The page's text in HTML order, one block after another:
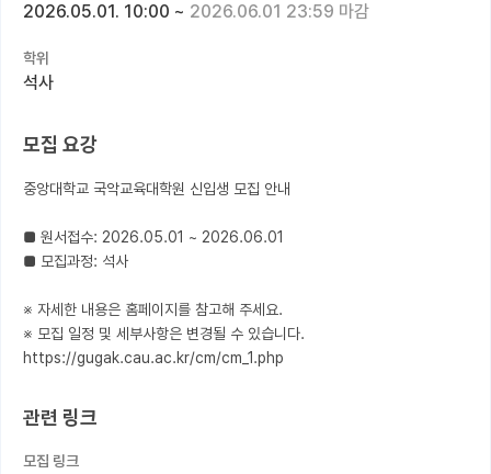
연구실&오픈랩
커뮤니티
유학교육
이벤트
반도체 아카데미
2026.05.01. 10:00 ~ 2026.06.01 23:59 마감
학위
석사
모집 요강
중앙대학교 국악교육대학원 신입생 모집 안내
■ 원서접수: 2026.05.01 ~ 2026.06.01
■ 모집과정: 석사
※ 자세한 내용은 홈페이지를 참고해 주세요.
※ 모집 일정 및 세부사항은 변경될 수 있습니다.
https://gugak.cau.ac.kr/cm/cm_1.php
관련 링크
모집 링크